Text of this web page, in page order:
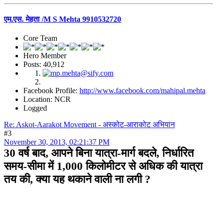
एम.एस. मेहता /M S Mehta 9910532720
Core Team
Hero Member
Posts: 40,912
Facebook Profile: http://www.facebook.com/mahipal.mehta
Location: NCR
Logged
Re: Askot-Aarakot Movement - अस्कोट-आराकोट अभियान
#3
November 30, 2013, 02:21:37 PM
30 वर्ष बाद, आपने बिना यात्रा-मार्ग बदले, निर्धारित
समय-सीमा में 1,000 किलोमीटर से अधिक की यात्रा
तय की, क्या यह थकाने वाली ना लगी ?